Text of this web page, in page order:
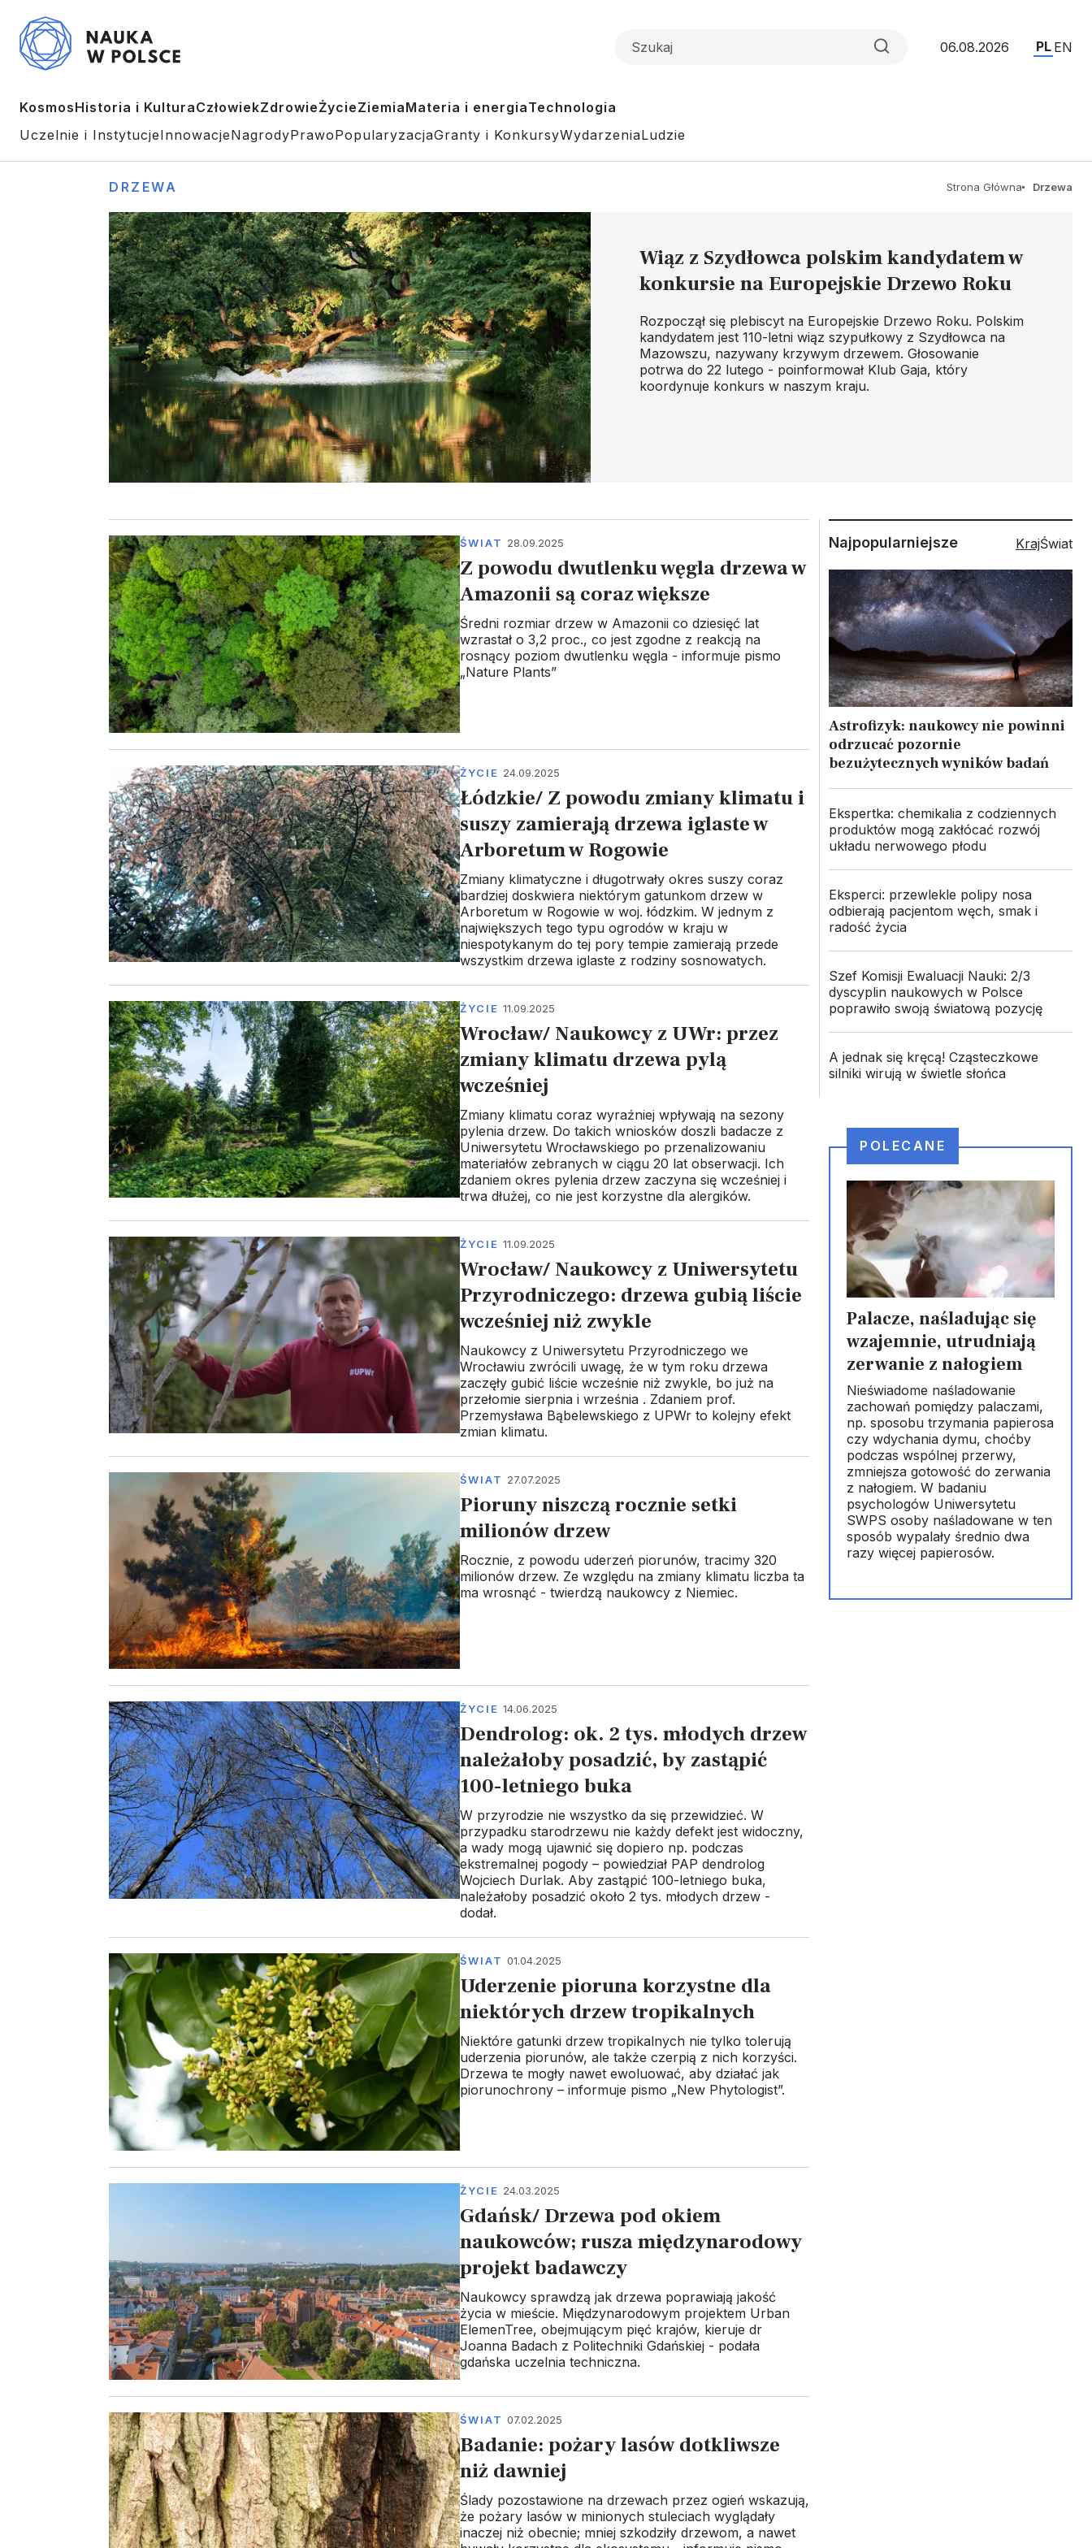
06.08.2026 PL EN
KosmosHistoria i KulturaCzłowiekZdrowieŻycieZiemiaMateria i energiaTechnologia
Uczelnie i InstytucjeInnowacjeNagrodyPrawoPopularyzacjaGranty i KonkursyWydarzeniaLudzie
DRZEWA Strona Główna Drzewa
Wiąz z Szydłowca polskim kandydatem w
konkursie na Europejskie Drzewo Roku
Rozpoczął się plebiscyt na Europejskie Drzewo Roku. Polskim
kandydatem jest 110-letni wiąz szypułkowy z Szydłowca na
Mazowszu, nazywany krzywym drzewem. Głosowanie
potrwa do 22 lutego - poinformował Klub Gaja, który
koordynuje konkurs w naszym kraju.
ŚWIAT 28.09.2025
Z powodu dwutlenku węgla drzewa w
Amazonii są coraz większe
Średni rozmiar drzew w Amazonii co dziesięć lat
wzrastał o 3,2 proc., co jest zgodne z reakcją na
rosnący poziom dwutlenku węgla - informuje pismo
„Nature Plants”
ŻYCIE 24.09.2025
Łódzkie/ Z powodu zmiany klimatu i
suszy zamierają drzewa iglaste w
Arboretum w Rogowie
Zmiany klimatyczne i długotrwały okres suszy coraz
bardziej doskwiera niektórym gatunkom drzew w
Arboretum w Rogowie w woj. łódzkim. W jednym z
największych tego typu ogrodów w kraju w
niespotykanym do tej pory tempie zamierają przede
wszystkim drzewa iglaste z rodziny sosnowatych.
ŻYCIE 11.09.2025
Wrocław/ Naukowcy z UWr: przez
zmiany klimatu drzewa pylą
wcześniej
Zmiany klimatu coraz wyraźniej wpływają na sezony
pylenia drzew. Do takich wniosków doszli badacze z
Uniwersytetu Wrocławskiego po przenalizowaniu
materiałów zebranych w ciągu 20 lat obserwacji. Ich
zdaniem okres pylenia drzew zaczyna się wcześniej i
trwa dłużej, co nie jest korzystne dla alergików.
ŻYCIE 11.09.2025
Wrocław/ Naukowcy z Uniwersytetu
Przyrodniczego: drzewa gubią liście
wcześniej niż zwykle
Naukowcy z Uniwersytetu Przyrodniczego we
Wrocławiu zwrócili uwagę, że w tym roku drzewa
zaczęły gubić liście wcześnie niż zwykle, bo już na
przełomie sierpnia i września . Zdaniem prof.
Przemysława Bąbelewskiego z UPWr to kolejny efekt
zmian klimatu.
ŚWIAT 27.07.2025
Pioruny niszczą rocznie setki
milionów drzew
Rocznie, z powodu uderzeń piorunów, tracimy 320
milionów drzew. Ze względu na zmiany klimatu liczba ta
ma wrosnąć - twierdzą naukowcy z Niemiec.
ŻYCIE 14.06.2025
Dendrolog: ok. 2 tys. młodych drzew
należałoby posadzić, by zastąpić
100-letniego buka
W przyrodzie nie wszystko da się przewidzieć. W
przypadku starodrzewu nie każdy defekt jest widoczny,
a wady mogą ujawnić się dopiero np. podczas
ekstremalnej pogody – powiedział PAP dendrolog
Wojciech Durlak. Aby zastąpić 100-letniego buka,
należałoby posadzić około 2 tys. młodych drzew -
dodał.
ŚWIAT 01.04.2025
Uderzenie pioruna korzystne dla
niektórych drzew tropikalnych
Niektóre gatunki drzew tropikalnych nie tylko tolerują
uderzenia piorunów, ale także czerpią z nich korzyści.
Drzewa te mogły nawet ewoluować, aby działać jak
piorunochrony – informuje pismo „New Phytologist”.
ŻYCIE 24.03.2025
Gdańsk/ Drzewa pod okiem
naukowców; rusza międzynarodowy
projekt badawczy
Naukowcy sprawdzą jak drzewa poprawiają jakość
życia w mieście. Międzynarodowym projektem Urban
ElemenTree, obejmującym pięć krajów, kieruje dr
Joanna Badach z Politechniki Gdańskiej - podała
gdańska uczelnia techniczna.
ŚWIAT 07.02.2025
Badanie: pożary lasów dotkliwsze
niż dawniej
Ślady pozostawione na drzewach przez ogień wskazują,
że pożary lasów w minionych stuleciach wyglądały
inaczej niż obecnie; mniej szkodziły drzewom, a nawet
Najpopularniejsze KrajŚwiat
Astrofizyk: naukowcy nie powinni
odrzucać pozornie
bezużytecznych wyników badań
Ekspertka: chemikalia z codziennych
produktów mogą zakłócać rozwój
układu nerwowego płodu
Eksperci: przewlekle polipy nosa
odbierają pacjentom węch, smak i
radość życia
Szef Komisji Ewaluacji Nauki: 2/3
dyscyplin naukowych w Polsce
poprawiło swoją światową pozycję
A jednak się kręcą! Cząsteczkowe
silniki wirują w świetle słońca
POLECANE
Palacze, naśladując się
wzajemnie, utrudniają
zerwanie z nałogiem
Nieświadome naśladowanie
zachowań pomiędzy palaczami,
np. sposobu trzymania papierosa
czy wdychania dymu, choćby
podczas wspólnej przerwy,
zmniejsza gotowość do zerwania
z nałogiem. W badaniu
psychologów Uniwersytetu
SWPS osoby naśladowane w ten
sposób wypalały średnio dwa
razy więcej papierosów.